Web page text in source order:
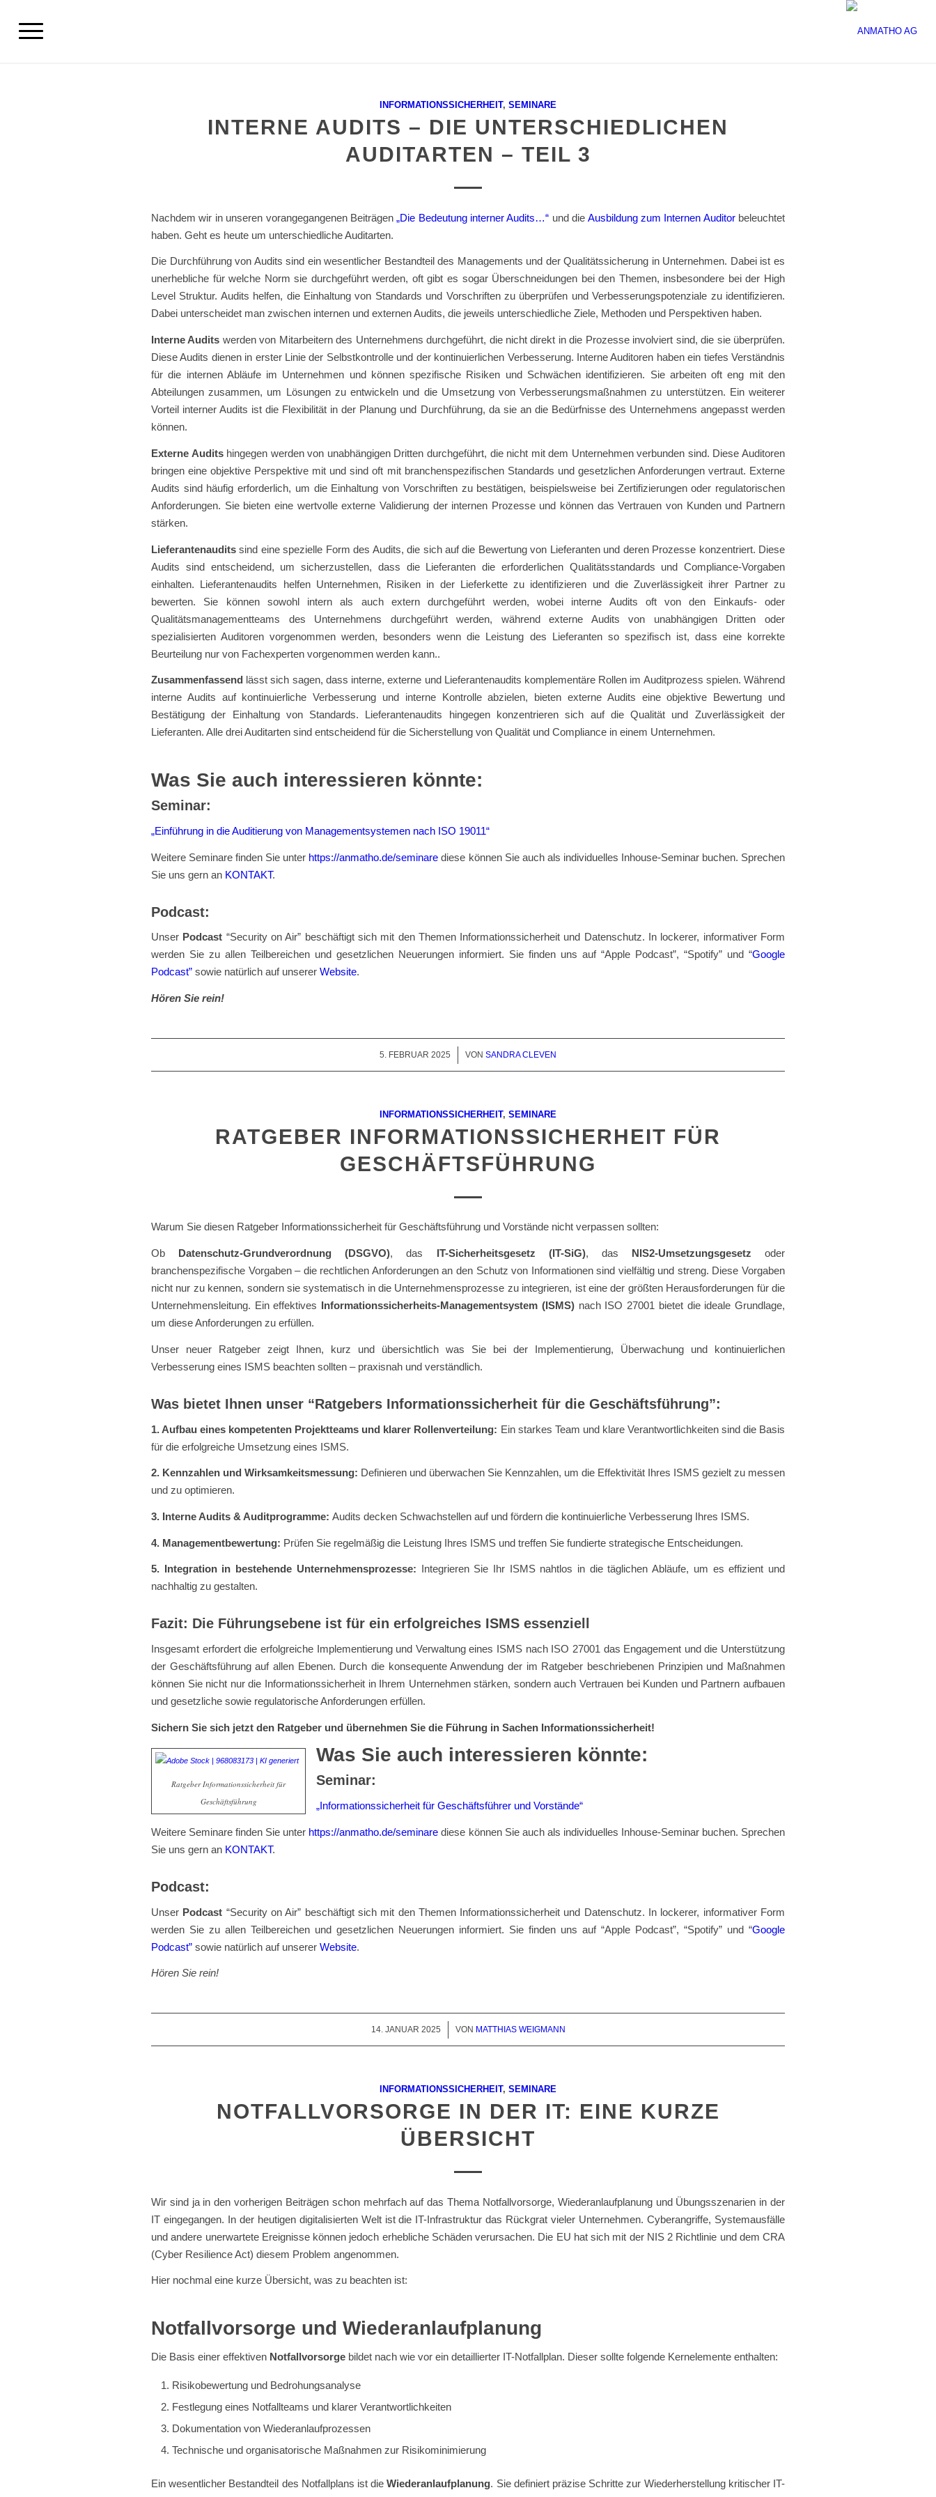
INFORMATIONSSICHERHEIT, SEMINARE
INTERNE AUDITS – DIE UNTERSCHIEDLICHEN
AUDITARTEN – TEIL 3
Nachdem wir in unseren vorangegangenen Beiträgen„Die Bedeutung interner Audits…“ und die Ausbildung zum Internen Auditorbeleuchtet
haben. Geht es heute um unterschiedliche Auditarten.
Die Durchführung von Audits sind ein wesentlicher Bestandteil des Managements und der Qualitätssicherung in Unternehmen. Dabei ist es
unerhebliche für welche Norm sie durchgeführt werden, oft gibt es sogar Überschneidungen bei den Themen, insbesondere bei der High
Level Struktur. Audits helfen, die Einhaltung von Standards und Vorschriften zu überprüfen und Verbesserungspotenziale zu identifizieren.
Dabei unterscheidet man zwischen internen und externen Audits, die jeweils unterschiedliche Ziele, Methoden und Perspektiven haben.
Interne Audits werden von Mitarbeitern des Unternehmens durchgeführt, die nicht direkt in die Prozesse involviert sind, die sie überprüfen.
Diese Audits dienen in erster Linie der Selbstkontrolle und der kontinuierlichen Verbesserung. Interne Auditoren haben ein tiefes Verständnis
für die internen Abläufe im Unternehmen und können spezifische Risiken und Schwächen identifizieren. Sie arbeiten oft eng mit den
Abteilungen zusammen, um Lösungen zu entwickeln und die Umsetzung von Verbesserungsmaßnahmen zu unterstützen. Ein weiterer
Vorteil interner Audits ist die Flexibilität in der Planung und Durchführung, da sie an die Bedürfnisse des Unternehmens angepasst werden
können.
Externe Auditshingegen werden von unabhängigen Dritten durchgeführt, die nicht mit dem Unternehmen verbunden sind. Diese Auditoren
bringen eine objektive Perspektive mit und sind oft mit branchenspezifischen Standards und gesetzlichen Anforderungen vertraut. Externe
Audits sind häufig erforderlich, um die Einhaltung von Vorschriften zu bestätigen, beispielsweise bei Zertifizierungen oder regulatorischen
Anforderungen. Sie bieten eine wertvolle externe Validierung der internen Prozesse und können das Vertrauen von Kunden und Partnern
stärken.
Lieferantenaudits sind eine spezielle Form des Audits, die sich auf die Bewertung von Lieferanten und deren Prozesse konzentriert. Diese
Audits sind entscheidend, um sicherzustellen, dass die Lieferanten die erforderlichen Qualitätsstandards und Compliance-Vorgaben
einhalten. Lieferantenaudits helfen Unternehmen, Risiken in der Lieferkette zu identifizieren und die Zuverlässigkeit ihrer Partner zu
bewerten. Sie können sowohl intern als auch extern durchgeführt werden, wobei interne Audits oft von den Einkaufs- oder
Qualitätsmanagementteams des Unternehmens durchgeführt werden, während externe Audits von unabhängigen Dritten oder
spezialisierten Auditoren vorgenommen werden, besonders wenn die Leistung des Lieferanten so spezifisch ist, dass eine korrekte
Beurteilung nur von Fachexperten vorgenommen werden kann..
Zusammenfassend lässt sich sagen, dass interne, externe und Lieferantenaudits komplementäre Rollen im Auditprozess spielen. Während
interne Audits auf kontinuierliche Verbesserung und interne Kontrolle abzielen, bieten externe Audits eine objektive Bewertung und
Bestätigung der Einhaltung von Standards. Lieferantenaudits hingegen konzentrieren sich auf die Qualität und Zuverlässigkeit der
Lieferanten. Alle drei Auditarten sind entscheidend für die Sicherstellung von Qualität und Compliance in einem Unternehmen.
Was Sie auch interessieren könnte:
Seminar:
„Einführung in die Auditierung von Managementsystemen nach ISO 19011“
Weitere Seminare finden Sie unter https://anmatho.de/seminare diese können Sie auch als individuelles Inhouse-Seminar buchen. Sprechen
Sie uns gern an KONTAKT.
Podcast:
Unser Podcast “Security on Air” beschäftigt sich mit den Themen Informationssicherheit und Datenschutz. In lockerer, informativer Form
werden Sie zu allen Teilbereichen und gesetzlichen Neuerungen informiert. Sie finden uns auf “Apple Podcast”, “Spotify” und “Google
Podcast” sowie natürlich auf unserer Website.
Hören Sie rein!
5. FEBRUAR 2025
/ VON SANDRA CLEVEN
INFORMATIONSSICHERHEIT, SEMINARE
RATGEBER INFORMATIONSSICHERHEIT FÜR
GESCHÄFTSFÜHRUNG
Warum Sie diesen Ratgeber Informationssicherheit für Geschäftsführung und Vorstände nicht verpassen sollten:
Ob Datenschutz-Grundverordnung (DSGVO), das IT-Sicherheitsgesetz (IT-SiG), das NIS2-Umsetzungsgesetz oder
branchenspezifische Vorgaben – die rechtlichen Anforderungen an den Schutz von Informationen sind vielfältig und streng. Diese Vorgaben
nicht nur zu kennen, sondern sie systematisch in die Unternehmensprozesse zu integrieren, ist eine der größten Herausforderungen für die
Unternehmensleitung. Ein effektives Informationssicherheits-Managementsystem (ISMS)nach ISO 27001 bietet die ideale Grundlage,
um diese Anforderungen zu erfüllen.
Unser neuer Ratgeber zeigt Ihnen, kurz und übersichtlich was Sie bei der Implementierung, Überwachung und kontinuierlichen
Verbesserung eines ISMS beachten sollten – praxisnah und verständlich.
Was bietet Ihnen unser “Ratgebers Informationssicherheit für die Geschäftsführung”:
1. Aufbau eines kompetenten Projektteams und klarer Rollenverteilung: Ein starkes Team und klare Verantwortlichkeiten sind die Basis
für die erfolgreiche Umsetzung eines ISMS.
2. Kennzahlen und Wirksamkeitsmessung: Definieren und überwachen Sie Kennzahlen, um die Effektivität Ihres ISMS gezielt zu messen
und zu optimieren.
3. Interne Audits & Auditprogramme: Audits decken Schwachstellen auf und fördern die kontinuierliche Verbesserung Ihres ISMS.
4. Managementbewertung: Prüfen Sie regelmäßig die Leistung Ihres ISMS und treffen Sie fundierte strategische Entscheidungen.
5. Integration in bestehende Unternehmensprozesse: Integrieren Sie Ihr ISMS nahtlos in die täglichen Abläufe, um es effizient und
nachhaltig zu gestalten.
Fazit: Die Führungsebene ist für ein erfolgreiches ISMS essenziell
Insgesamt erfordert die erfolgreiche Implementierung und Verwaltung eines ISMS nach ISO 27001 das Engagement und die Unterstützung
der Geschäftsführung auf allen Ebenen. Durch die konsequente Anwendung der im Ratgeber beschriebenen Prinzipien und Maßnahmen
können Sie nicht nur die Informationssicherheit in Ihrem Unternehmen stärken, sondern auch Vertrauen bei Kunden und Partnern aufbauen
und gesetzliche sowie regulatorische Anforderungen erfüllen.
Sichern Sie sich jetzt den Ratgeber und übernehmen Sie die Führung in Sachen Informationssicherheit!
Ratgeber Informationssicherheit für
Geschäftsführung
Was Sie auch interessieren könnte:
Seminar:
„Informationssicherheit für Geschäftsführer und Vorstände“
Weitere Seminare finden Sie unter https://anmatho.de/seminare diese können Sie auch als individuelles Inhouse-Seminar buchen. Sprechen
Sie uns gern an KONTAKT.
Podcast:
Unser Podcast “Security on Air” beschäftigt sich mit den Themen Informationssicherheit und Datenschutz. In lockerer, informativer Form
werden Sie zu allen Teilbereichen und gesetzlichen Neuerungen informiert. Sie finden uns auf “Apple Podcast”, “Spotify” und “Google
Podcast” sowie natürlich auf unserer Website.
Hören Sie rein!
14. JANUAR 2025
/ VON MATTHIAS WEIGMANN
INFORMATIONSSICHERHEIT, SEMINARE
NOTFALLVORSORGE IN DER IT: EINE KURZE
ÜBERSICHT
Wir sind ja in den vorherigen Beiträgen schon mehrfach auf das Thema Notfallvorsorge, Wiederanlaufplanung und Übungsszenarien in der
IT eingegangen. In der heutigen digitalisierten Welt ist die IT-Infrastruktur das Rückgrat vieler Unternehmen. Cyberangriffe, Systemausfälle
und andere unerwartete Ereignisse können jedoch erhebliche Schäden verursachen. Die EU hat sich mit der NIS 2 Richtlinie und dem CRA
(Cyber Resilience Act) diesem Problem angenommen.
Hier nochmal eine kurze Übersicht, was zu beachten ist:
Notfallvorsorge und Wiederanlaufplanung
Die Basis einer effektiven Notfallvorsorge bildet nach wie vor ein detaillierter IT-Notfallplan. Dieser sollte folgende Kernelemente enthalten:
Risikobewertung und Bedrohungsanalyse
Festlegung eines Notfallteams und klarer Verantwortlichkeiten
Dokumentation von Wiederanlaufprozessen
Technische und organisatorische Maßnahmen zur Risikominimierung
Ein wesentlicher Bestandteil des Notfallplans ist dieWiederanlaufplanung. Sie definiert präzise Schritte zur Wiederherstellung kritischer IT-